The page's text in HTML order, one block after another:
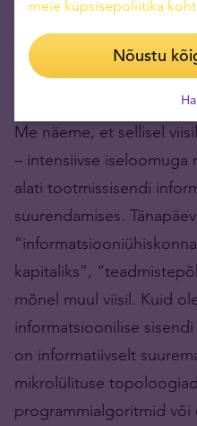
laialdasemat tööjaotust,
ainult
Me näeme, et sellisel
– intensiivse iseloomuga
alati tootmissisendi
suurendamises.
kapitaliks”,
mõnel muul viisil. Kuid
informatsioonilise
on informatiivselt
mikrolülituse
programmialgoritmid või
meie küpsisepoliitika
Nõustu